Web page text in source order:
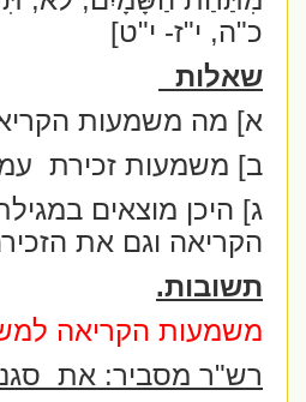
כ"ה, י"ז- י"ט]
שאלות
א] מה משמעות
ב] משמעות זכירת
ג] היכן מוצאים
הקריאה וגם את
תשובות.
משמעות הקריאה
רש"ר מסביר: את